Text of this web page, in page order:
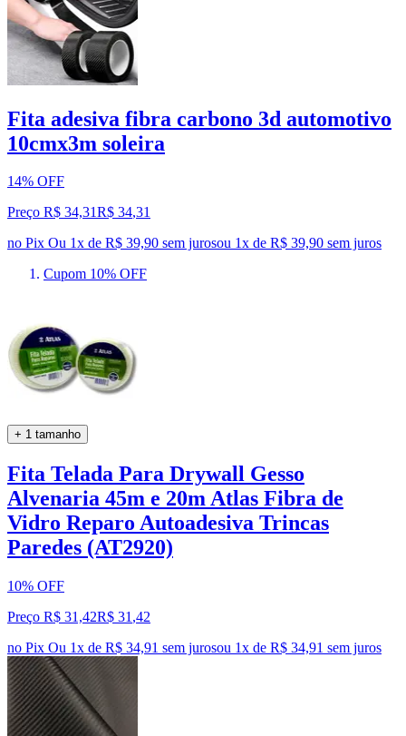
Fita adesiva fibra carbono 3d automotivo
10cmx3m soleira
14% OFF
Preço R$ 34,31R$ 34,31
no Pix Ou 1x de R$ 39,90 sem jurosou 1x de R$ 39,90 sem juros
Cupom 10% OFF
+ 1 tamanho
Fita Telada Para Drywall Gesso
Alvenaria 45m e 20m Atlas Fibra de
Vidro Reparo Autoadesiva Trincas
Paredes (AT2920)
10% OFF
Preço R$ 31,42R$ 31 ,42
no Pix Ou 1x de R$ 34,91 sem jurosou 1x de R$ 34,91 sem juros